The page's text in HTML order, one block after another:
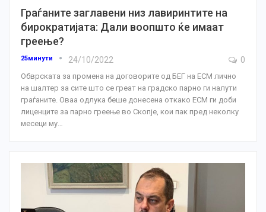
Граѓаните заглавени низ лавиринтите на
бирократијата: Дали воопшто ќе имаат
греење?
25минути 24/10/2022 0
Обврската за промена на договорите од БЕГ на ЕСМ лично
на шалтер за сите што се греат на градско парно ги налути
граѓаните. Оваа одлука беше донесена откако ЕСМ ги доби
лиценците за парно греење во Скопје, кои пак пред неколку
месеци му